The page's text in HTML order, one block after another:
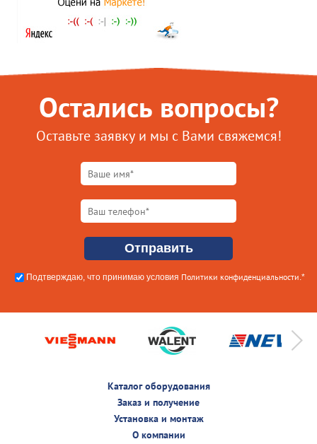
Остались вопросы?
Оставьте заявку и мы с Вами свяжемся!
Подтверждаю, что принимаю условия Политики конфиденциальности .*
Каталог оборудования
Заказ и получение
Установка и монтаж
О компании